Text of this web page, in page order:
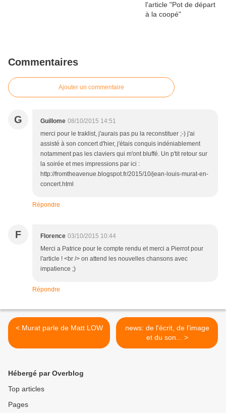
Commentaires
Ajouter un commentaire
G Guillome 08/10/2015 14:51
merci pour le traklist, j'aurais pas pu la reconstituer ;-) j'ai
assisté à son concert d'hier, j'étais conquis indéniablement
notamment pas les claviers qui m'ont bluffé. Un p'tit retour sur
la soirée et mes impressions par ici :
http://fromtheavenue.blogspot.fr/2015/10/jean-louis-murat-en-
concert.html
Répondre
F Florence 03/10/2015 10:44
Merci a Patrice pour le compte rendu et merci a Pierrot pour
l'article ! <br /> on attend les nouvelles chansons avec
impatience ;)
Répondre
< Murat parle de Matt LOW
news: de l'écrit, de l'image
et du son... >
Hébergé par Overblog
Top articles
Pages